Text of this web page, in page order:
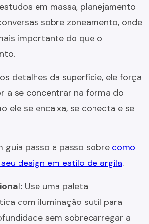
em massa, planejamento
sobre zoneamento, onde
importante do que o
detalhes da superfície, ele força
a se concentrar na forma do
ele se encaixa, se conecta e se
guia passo a passo sobre como
design em estilo de argila.
Use uma paleta
com iluminação sutil para
sem sobrecarregar a